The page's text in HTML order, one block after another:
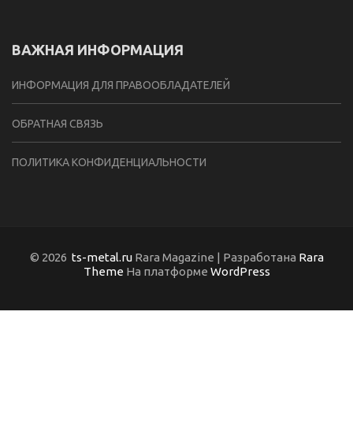
ВАЖНАЯ ИНФОРМАЦИЯ
ИНФОРМАЦИЯ ДЛЯ ПРАВООБЛАДАТЕЛЕЙ
ОБРАТНАЯ СВЯЗЬ
ПОЛИТИКА КОНФИДЕНЦИАЛЬНОСТИ
© 2026 ts-metal.ruRara Magazine | Разработана Rara
Theme На платформе WordPress